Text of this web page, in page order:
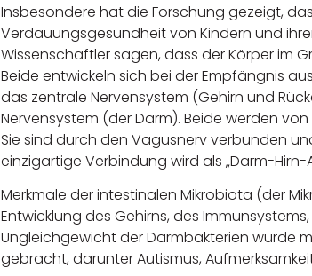
Insbesondere hat die Forschung gezeigt,
Verdauungsgesundheit von Kindern und
Wissenschaftler sagen, dass der Körper im
Beide entwickeln sich bei der Empfängnis
das zentrale Nervensystem (Gehirn und
Nervensystem (der Darm). Beide werden
Sie sind durch den Vagusnerv verbunden
einzigartige Verbindung wird als „Darm-Hirn-
Merkmale der intestinalen Mikrobiota (der
Entwicklung des Gehirns, des
Ungleichgewicht der Darmbakterien wurde
gebracht, darunter Autismus,